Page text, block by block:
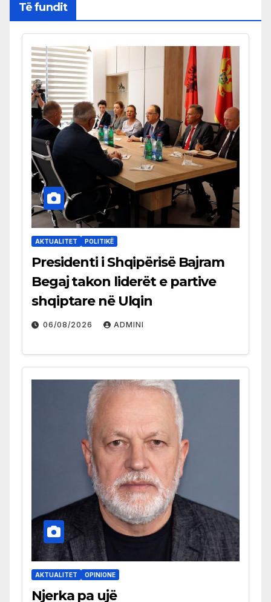
Të fundit
AKTUALITET POLITIKË
Presidenti i Shqipërisë Bajram
Begaj takon liderët e partive
shqiptare në Ulqin
06/08/2026 ADMINI
AKTUALITET OPINIONE
Njerka pa ujë